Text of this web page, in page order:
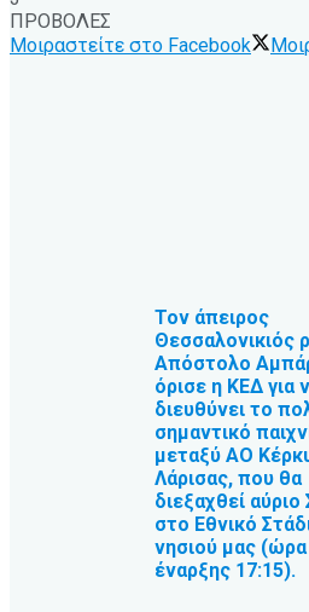
ΠΡΟΒΟΛΕΣ
Μοιραστείτε στο Facebook
Τον άπειρος
Θεσσαλονικιός
Απόστολο
όρισε η ΚΕΔ για
διευθύνει το
σημαντικό
μεταξύ ΑΟ
Λάρισας, που θα
διεξαχθεί
στο Εθνικό
νησιού μας (ώρα
έναρξης 17:15).